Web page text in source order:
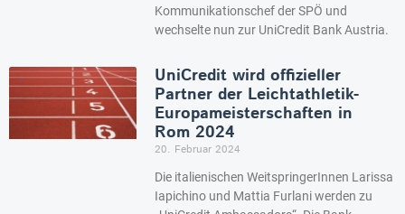
Kommunikationschef der SPÖ und
wechselte nun zur UniCredit Bank Austria.
UniCredit wird offizieller
Partner der Leichtathletik-
Europameisterschaften in
Rom 2024
20. Februar 2024
Die italienischen WeitspringerInnen Larissa
Iapichino und Mattia Furlani werden zu